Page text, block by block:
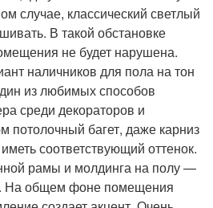
случае, классический светлый
В такой обстановке
не будет нарушена.
наличников для пола на тон
из любимых способов
среди декораторов и
потолочный багет, даже карниз
соответствующий оттенок.
рамы и молдинга на полу —
На общем фоне помещения